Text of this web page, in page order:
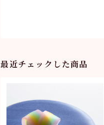
最近チェックした商品